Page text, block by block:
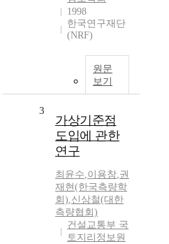
1998
한국연구재단
(NRF)
원문
보기
3
가상기준점
도입에 관한
연구
최윤수,이용창,권
재현(한국측량학
회),신상철(대한
측량협회)
건설교통부 국
토지리정보원